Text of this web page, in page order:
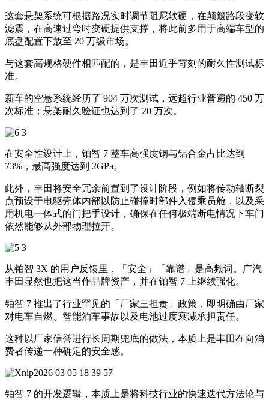
这套悬架系统可根据路况实时调节阻尼软硬，在颠簸路段变软
滤震，在高速过弯时变硬提供支撑，将此前多用于高端车型的
底盘配置下放至 20 万级市场。
与这套高规格硬件相匹配的，是丰田近乎苛刻的耐久性测试标
准。
新车的空悬系统经历了 904 万次测试，远超行业普遍的 450 万
次标准；悬架耐久验证也达到了 20 万次。
在安全性设计上，铂智 7 整车高强度钢与铝合金占比达到
73%，最高强度达到 2GPa。
此外，丰田将安全冗余前置到了设计阶段，例如将传动轴断裂
点预设于电驱壳体内部以防止碰撞时部件入侵乘员舱，以及采
用机电一体式的门把手设计，确保在任何极端断电情况下车门
依然能够从外部物理拉开。
从铂智 3X 的用户反馈里，「安全」「靠谱」是高频词。广汽
丰田显然也把这当作品牌资产，并在铂智 7 上继续强化。
铂智 7 推出了行业罕见的「厂家三担责」政策，即明确由厂家
对电车自燃、智能泊车事故以及电池过度衰减承担责任。
这种以厂家信誉进行长周期兜底的做法，本质上是丰田在向消
费者传递一种确定的安全感。
铂智 7 的开发逻辑，本质上是将科技行业的快速迭代方法论与